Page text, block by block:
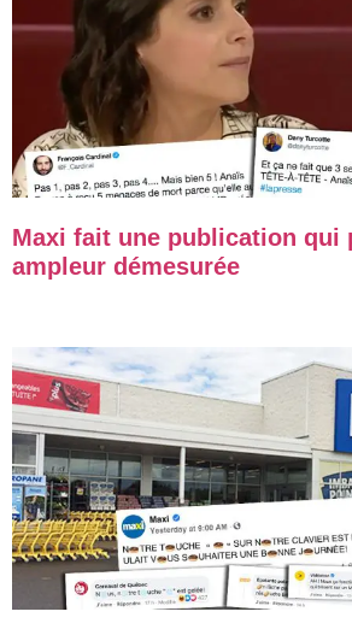
Maxi fait une publication qui
ampleur démesurée